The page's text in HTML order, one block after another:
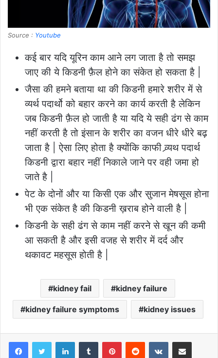
Source : Youtube
कई बार यदि यूरिन काम आने लग जाता है तो समझ
जाए की ये किडनी फ़ैल होने का संकेत हो सकता है |
जैसा की हमने बताया था की किडनी हमारे शरीर में से
व्यर्थ पदार्थो को बहार करने का कार्य करती है लेकिन
जब किडनी फ़ैल हो जाती है या यदि ये सही ढंग से काम
नहीं करती है तो इंसान के शरीर का वजन धीरे धीरे बढ़
जाता है | ऐसा लिए होता है क्योंकि काफी व्र्यथ पदार्थ
किडनी द्वारा बहार नहीं निकाले जाने पर वही जमा हो
जाते है |
पेट के दोनों और या किसी एक और सुजान मेषसूस होना
भी एक संकेत है की किडनी ख़राब होने वाली है |
किडनी के सही ढंग से काम नहीं करने से खून की कमी
आ सकती है और इसी वजह से शरीर में दर्द और
थकावट महसूस होती है |
kidney fail kidney failure
kidney failure symptoms kidney issues
LinkedInTumblr PinterestReddit VKontakteShare via Email